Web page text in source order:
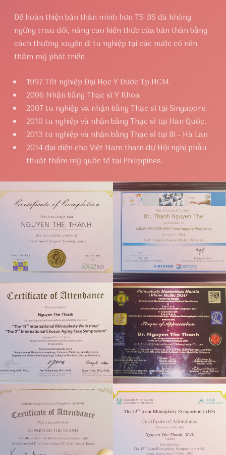
Để hoàn thiện bản thân mình hơn TS-BS đã không
ngừng trau dồi, nâng cao kiến thức của bản thân bằng
cách thường xuyên đi tu nghiệp tại các nước có nên
thẩm mỹ phát triển
1997 Tốt nghiệp Đại Học Y Dược Tp.HCM.
2006 Nhận bằng Thạc sĩ Y Khoa.
2007 tu nghiệp và nhận bằng Thạc sĩ tại Singapore.
2010 tu nghiệp và nhận bằng Thạc sĩ tại Hàn Quốc.
2013 tu nghiệp và nhận bằng Thạc sĩ tại Bỉ - Hà Lan.
2014 đại diện cho Việt Nam tham dự Hội nghị phẫu
thuật thẩm mỹ quốc tế tại Philippines.